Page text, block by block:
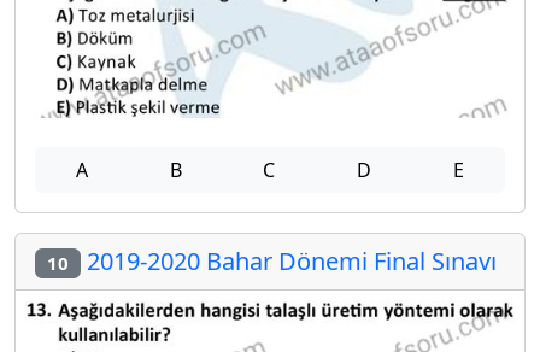
A B C D E
10 2019-2020 Bahar Dönemi Final Sınavı